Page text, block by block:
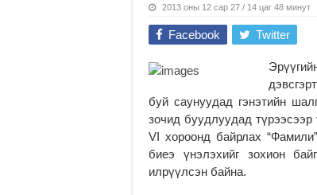
2013 оны 12 сар 27 / 14 цаг 48 минут
Facebook Twitter
буй саунуудад гэнэтийн
зочид буудлуудад
VI хороонд байрлах
биеэ үнэлэхийг зохион
илрүүлсэн байна.